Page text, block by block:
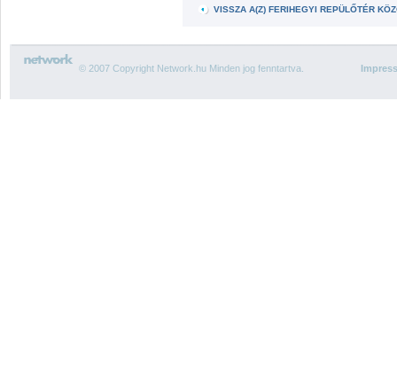
VISSZA A(Z) FERIHEGYI REPÜLŐTÉR
© 2007 Copyright Network.hu Minden jog fenntartva.